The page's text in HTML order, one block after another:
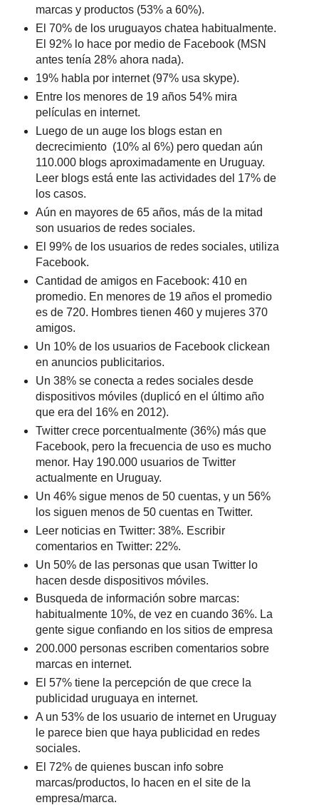
marcas y productos (53% a 60%).
El 70% de los uruguayos chatea habitualmente.
El 92% lo hace por medio de Facebook (MSN
antes tenía 28% ahora nada).
19% habla por internet (97% usa skype).
Entre los menores de 19 años 54% mira
películas en internet.
Luego de un auge los blogs estan en
decrecimiento (10% al 6%) pero quedan aún
110.000 blogs aproximadamente en Uruguay.
Leer blogs está ente las actividades del 17% de
los casos.
Aún en mayores de 65 años, más de la mitad
son usuarios de redes sociales.
El 99% de los usuarios de redes sociales, utiliza
Facebook.
Cantidad de amigos en Facebook: 410 en
promedio. En menores de 19 años el promedio
es de 720. Hombres tienen 460 y mujeres 370
amigos.
Un 10% de los usuarios de Facebook clickean
en anuncios publicitarios.
Un 38% se conecta a redes sociales desde
dispositivos móviles (duplicó en el último año
que era del 16% en 2012).
Twitter crece porcentualmente (36%) más que
Facebook, pero la frecuencia de uso es mucho
menor. Hay 190.000 usuarios de Twitter
actualmente en Uruguay.
Un 46% sigue menos de 50 cuentas, y un 56%
los siguen menos de 50 cuentas en Twitter.
Leer noticias en Twitter: 38%. Escribir
comentarios en Twitter: 22%.
Un 50% de las personas que usan Twitter lo
hacen desde dispositivos móviles.
Busqueda de información sobre marcas:
habitualmente 10%, de vez en cuando 36%. La
gente sigue confiando en los sitios de empresa
200.000 personas escriben comentarios sobre
marcas en internet.
El 57% tiene la percepción de que crece la
publicidad uruguaya en internet.
A un 53% de los usuario de internet en Uruguay
le parece bien que haya publicidad en redes
sociales.
El 72% de quienes buscan info sobre
marcas/productos, lo hacen en el site de la
empresa/marca.